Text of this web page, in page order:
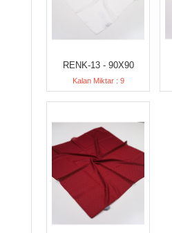
RENK-13 - 90X90
Kalan Miktar : 9